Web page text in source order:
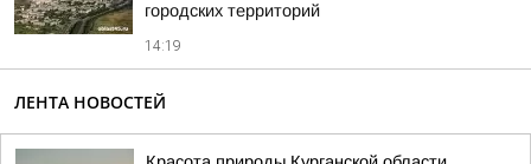
городских территорий
14:19
ЛЕНТА НОВОСТЕЙ